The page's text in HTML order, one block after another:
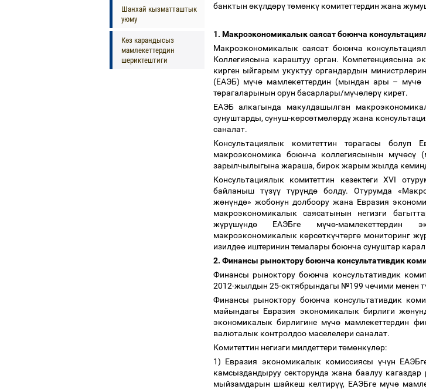
Шанхай кызматташтык
уюму
Көз карандысыз
мамлекеттердин
шериктештиги
банктын өкүлдөрүтөмөнкүкомитеттердин жана
1. Макроэкономикалык саясат боюнча
Макроэкономикалык саясат боюнча
Коллегиясына караштуу орган.
кирген ыйгарым укуктуу органдардын
(ЕАЭБ) мүчө мамлекеттердин (мындан ары – мүчө
төрагаларынын орун басарлары/мүчөлөрүкирет.
ЕАЭБ алкагында макулдашылган
сунуштарды, сунуш-көрсөтмөлөрдүжана
саналат.
Консультациялык комитеттин төрагасы болуп
макроэкономика боюнча коллегиясынын мүчөсү
зарылчылыгына жараша, бирок жарым жылда
Консультациялык комитеттин кезектеги XVI
байланыш түзүүтүрүндөболду. Отурумда
жөнүндө» жобонун долбоору жана Евразия
макроэкономикалык саясатынын негизги
жүрүшүндөЕАЭБге мүчө-мамлекеттердин
макроэкономикалык көрсөткүчтөргө мониторинг жү
изилдөөиштеринин темалары боюнча сунуштар
2. Финансы рыноктору боюнча консультативдик
Финансы рыноктору боюнча консультативдик
2012-жылдын 25-октябрындагы №199 чечими менен т
Финансы рыноктору боюнча консультативдик
майындагы Евразия экономикалык бирлиги жөнү
экономикалык бирлигине мүчө мамлекеттердин
валюталык контролдоо маселелери саналат.
Комитеттин негизги милдеттери төмөнкүлөр:
1) Евразия экономикалык комиссиясы үчүн
камсыздандыруу секторунда жана баалуу
мыйзамдарын шайкеш келтирүү, ЕАЭБге мүчө